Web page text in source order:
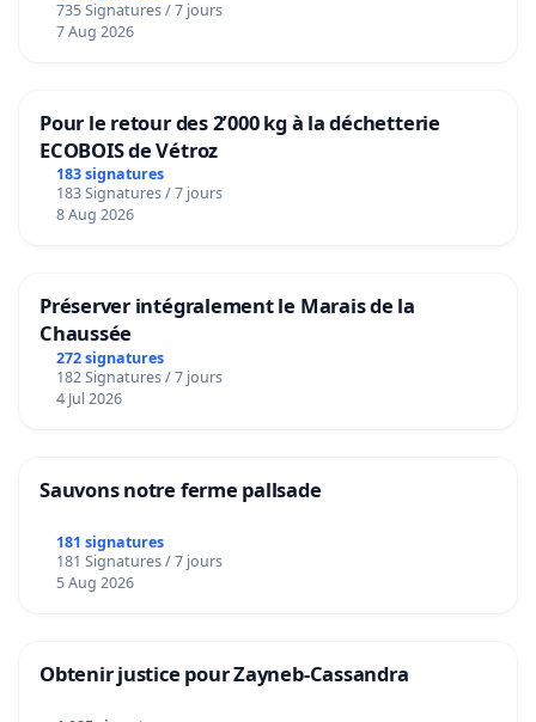
735 Signatures / 7 jours
7 Aug 2026
Pour le retour des 2’000 kg à la déchetterie
ECOBOIS de Vétroz
183 signatures
183 Signatures / 7 jours
8 Aug 2026
Préserver intégralement le Marais de la
Chaussée
272 signatures
182 Signatures / 7 jours
4 Jul 2026
Sauvons notre ferme pallsade
181 signatures
181 Signatures / 7 jours
5 Aug 2026
Obtenir justice pour Zayneb-Cassandra